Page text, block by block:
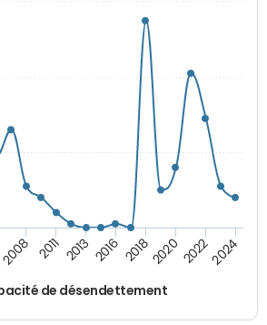
de désendettement
2008 2011 2013 2016 20182020 20222024